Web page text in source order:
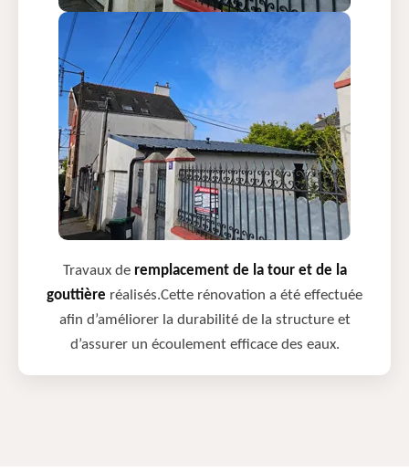
Travaux de remplacement de la tour et de la
gouttière réalisés.Cette rénovation a été effectuée
afin d’améliorer la durabilité de la structure et
d’assurer un écoulement efficace des eaux.